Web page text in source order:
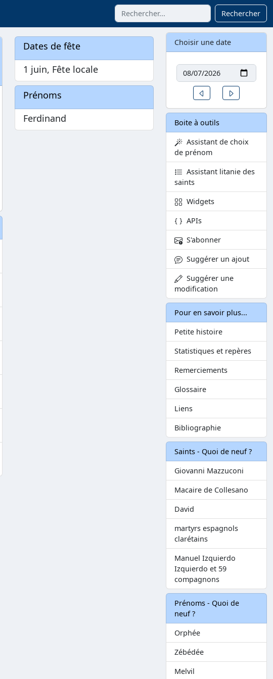
Rechercher
Dates de fête
1 juin, Fête locale
Prénoms
Ferdinand
Choisir une date
Date
Un jour avant
Boite à outils
Assistant de choix
de prénom
Assistant litanie des
saints
Widgets
APIs
S'abonner
Suggérer un ajout
Suggérer une
modification
Pour en savoir plus...
Petite histoire
Statistiques et repères
Remerciements
Glossaire
Liens
Bibliographie
Saints - Quoi de neuf ?
Giovanni Mazzuconi
Macaire de Collesano
David
martyrs espagnols
clarétains
Manuel Izquierdo
Izquierdo et 59
compagnons
Prénoms - Quoi de
neuf ?
Orphée
Zébédée
Melvil